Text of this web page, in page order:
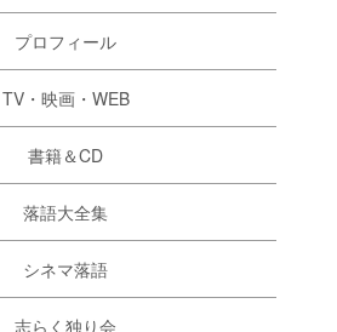
プロフィール
TV・映画・WEB
書籍＆CD
落語大全集
シネマ落語
志らく独り会